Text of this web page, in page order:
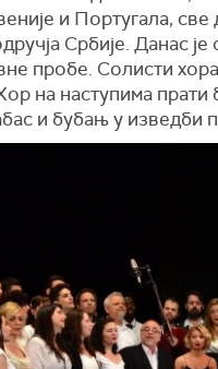
и Португала,
Србије. Данас
пробе. Солисти
на наступима прати
и бубањ у изведби